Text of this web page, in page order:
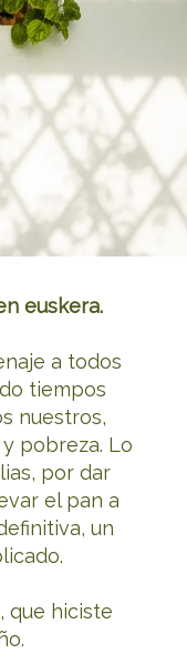
euskera.
a todos
tiempos
nuestros,
pobreza. Lo
por dar
el pan a
un
que hiciste